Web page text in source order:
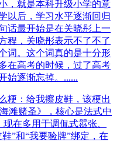
，就是本科升级小学的意
以后，学习水平逐渐回归
话最开始是在关晓彤上一
程，关晓彤表示不了不了
词。这个词真的是十分形
在高考的时候，过了高考
始逐渐忘掉。......
梗：给我擦皮鞋，该梗出
滩赌圣》，核心是法式中
在多用于调侃式嚣张、
”和“我要验牌”绑定，在